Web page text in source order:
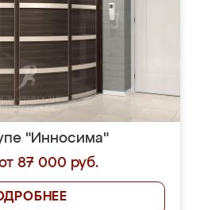
"Инносима"
87 000 руб.